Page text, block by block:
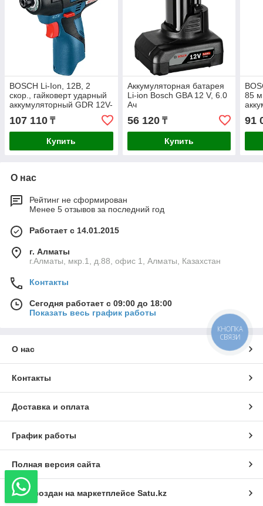
BOSCH Li-Ion, 12B, 2
скор., гайковерт ударный
аккумуляторный GDR 12V-
107 110 ₸
Купить
Аккумуляторная батарея
Li-ion Bosch GBA 12 V, 6.0
Ач
56 120₸
Купить
85
91
О нас
Рейтинг не сформирован
Менее 5 отзывов за последний год
Работает с 14.01.2015
г. Алматы
г.Алматы, мкр.1, д.88, офис 1, Алматы, Казахстан
Контакты
Сегодня работает с 09:00 до 18:00
Показать весь график работы
О нас
Контакты
Доставка и оплата
График работы
Полная версия сайта
Сайт создан на маркетплейсе Satu.kz
КНОПКА
СВЯЗИ